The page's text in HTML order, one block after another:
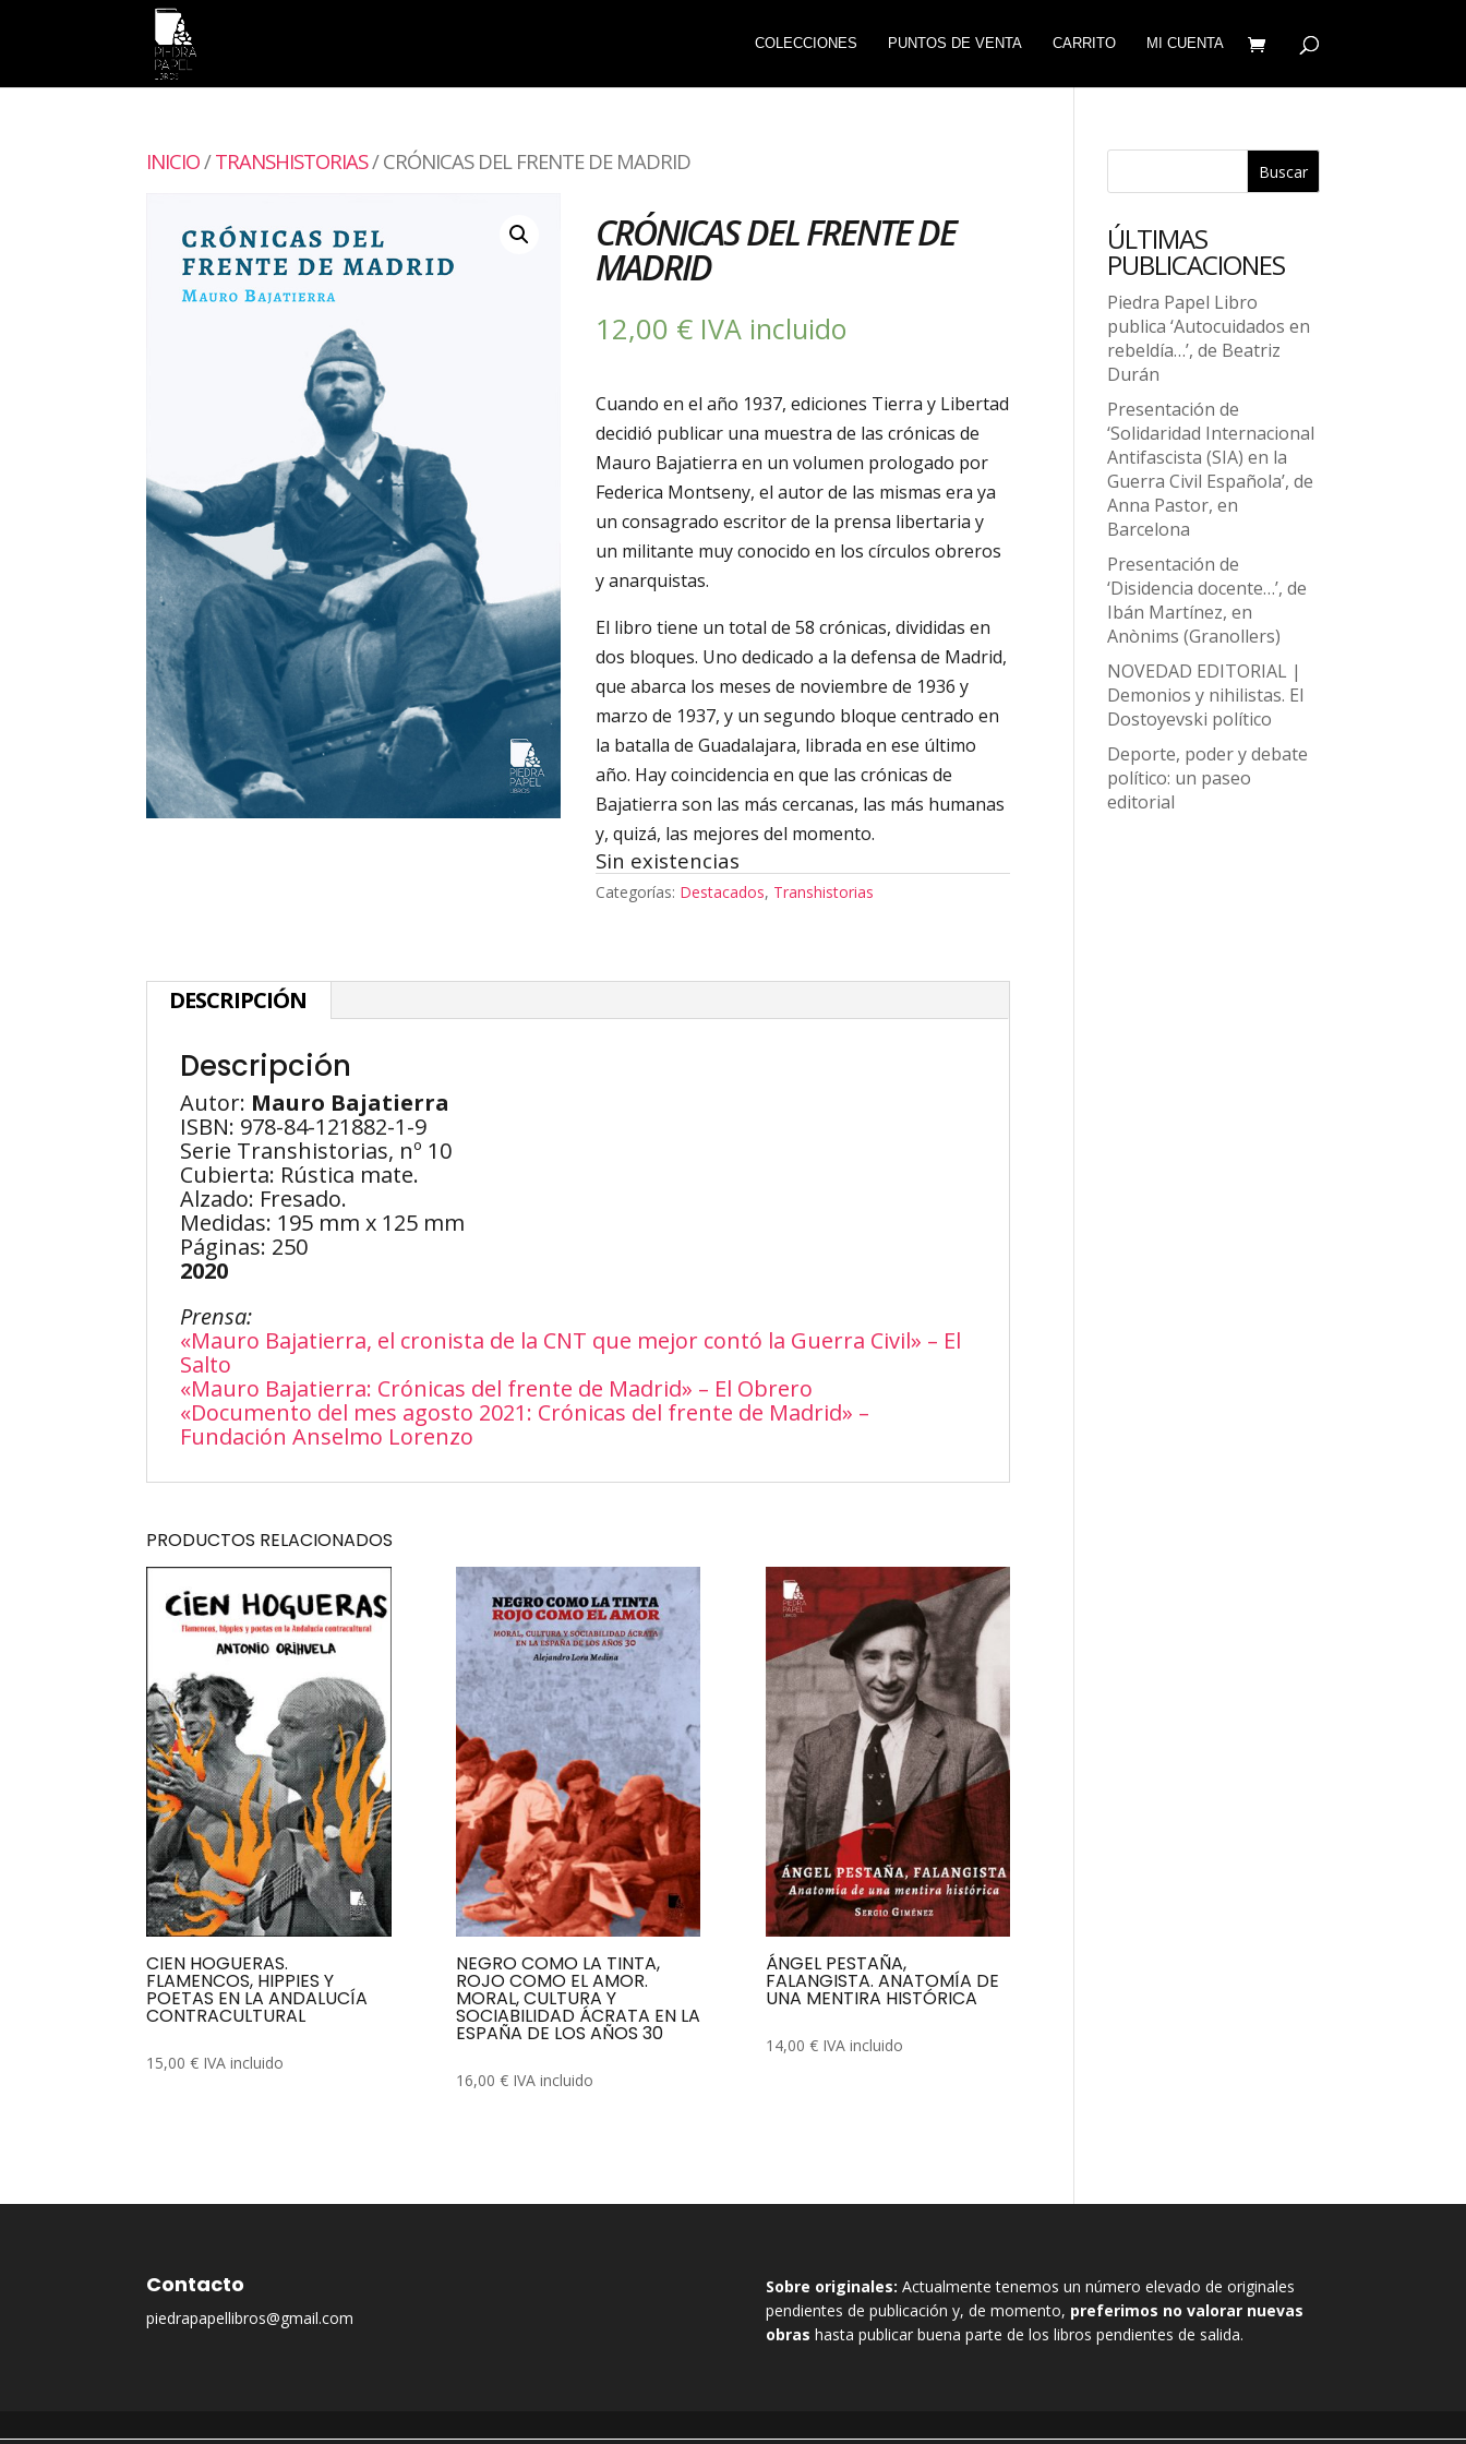
COLECCIONES PUNTOS DE VENTA CARRITO MI CUENTA
INICIO/TRANSHISTORIAS/ CRÓNICAS DEL FRENTE DE MADRID
CRÓNICAS DEL FRENTE DE
MADRID
12,00 € IVA incluido
Cuando en el año 1937, ediciones Tierra y Libertad
decidió publicar una muestra de las crónicas de
Mauro Bajatierra en un volumen prologado por
Federica Montseny, el autor de las mismas era ya
un consagrado escritor de la prensa libertaria y
un militante muy conocido en los círculos obreros
y anarquistas.
El libro tiene un total de 58 crónicas, divididas en
dos bloques. Uno dedicado a la defensa de Madrid,
que abarca los meses de noviembre de 1936 y
marzo de 1937, y un segundo bloque centrado en
la batalla de Guadalajara, librada en ese último
año. Hay coincidencia en que las crónicas de
Bajatierra son las más cercanas, las más humanas
y, quizá, las mejores del momento.
Sin existencias
Categorías: Destacados, Transhistorias
DESCRIPCIÓN
Descripción
Autor: Mauro Bajatierra
ISBN: 978-84-121882-1-9
Serie Transhistorias, nº 10
Cubierta: Rústica mate.
Alzado: Fresado.
Medidas: 195 mm x 125 mm
Páginas: 250
2020
Prensa:
«Mauro Bajatierra, el cronista de la CNT que mejor contó la Guerra Civil» – El
Salto
«Mauro Bajatierra: Crónicas del frente de Madrid» – El Obrero
«Documento del mes agosto 2021: Crónicas del frente de Madrid» –
Fundación Anselmo Lorenzo
PRODUCTOS RELACIONADOS
CIEN HOGUERAS.
FLAMENCOS, HIPPIES Y
POETAS EN LA ANDALUCÍA
CONTRACULTURAL
15,00€ IVA incluido
NEGRO COMO LA TINTA,
ROJO COMO EL AMOR.
MORAL, CULTURA Y
SOCIABILIDAD ÁCRATA EN LA
ESPAÑA DE LOS AÑOS 30
16,00 € IVA incluido
ÁNGEL PESTAÑA,
FALANGISTA. ANATOMÍA DE
UNA MENTIRA HISTÓRICA
14,00 € IVA incluido
Buscar
ÚLTIMAS
PUBLICACIONES
Piedra Papel Libro
publica ‘Autocuidados en
rebeldía…’, de Beatriz
Durán
Presentación de
‘Solidaridad Internacional
Antifascista (SIA) en la
Guerra Civil Española’, de
Anna Pastor, en
Barcelona
Presentación de
‘Disidencia docente…’, de
Ibán Martínez, en
Anònims (Granollers)
NOVEDAD EDITORIAL |
Demonios y nihilistas. El
Dostoyevski político
Deporte, poder y debate
político: un paseo
editorial
Contacto
piedrapapellibros@gmail.com
Sobre originales: Actualmente tenemos un número elevado de originales
pendientes de publicación y, de momento, preferimos no valorar nuevas
obras hasta publicar buena parte de los libros pendientes de salida.